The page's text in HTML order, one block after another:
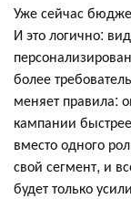
Уже сейчас
И это логично:
более
меняет правила:
кампании
вместо одного
свой сегмент, и
будет только